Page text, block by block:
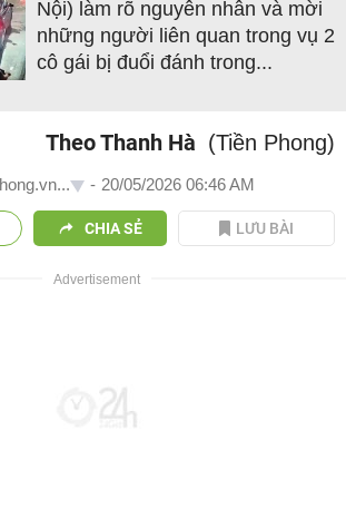
Nội) làm rõ nguyên nhân và mời
những người liên quan trong vụ 2
cô gái bị đuổi đánh trong...
Theo Thanh Hà (Tiền Phong)
- 20/05/2026 06:46 AM
CHIA SẺ LƯU BÀI